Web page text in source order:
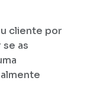
cliente por
as